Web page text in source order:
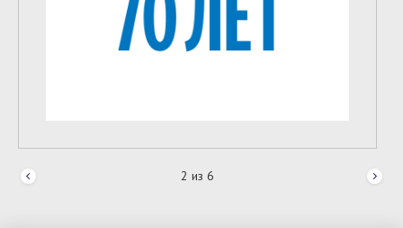
2 из 6